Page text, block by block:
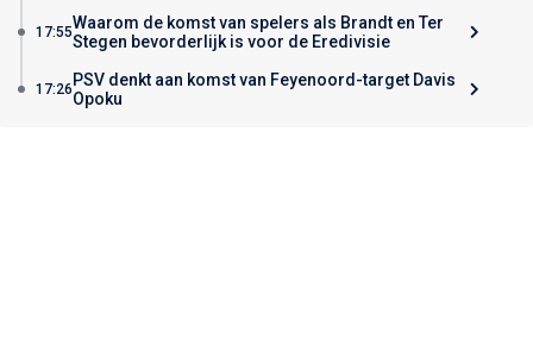
17:55Waarom de komst van spelers als Brandt en Ter
Stegen bevorderlijk is voor de Eredivisie
17:26 PSV denkt aan komst van Feyenoord-target Davis
Opoku